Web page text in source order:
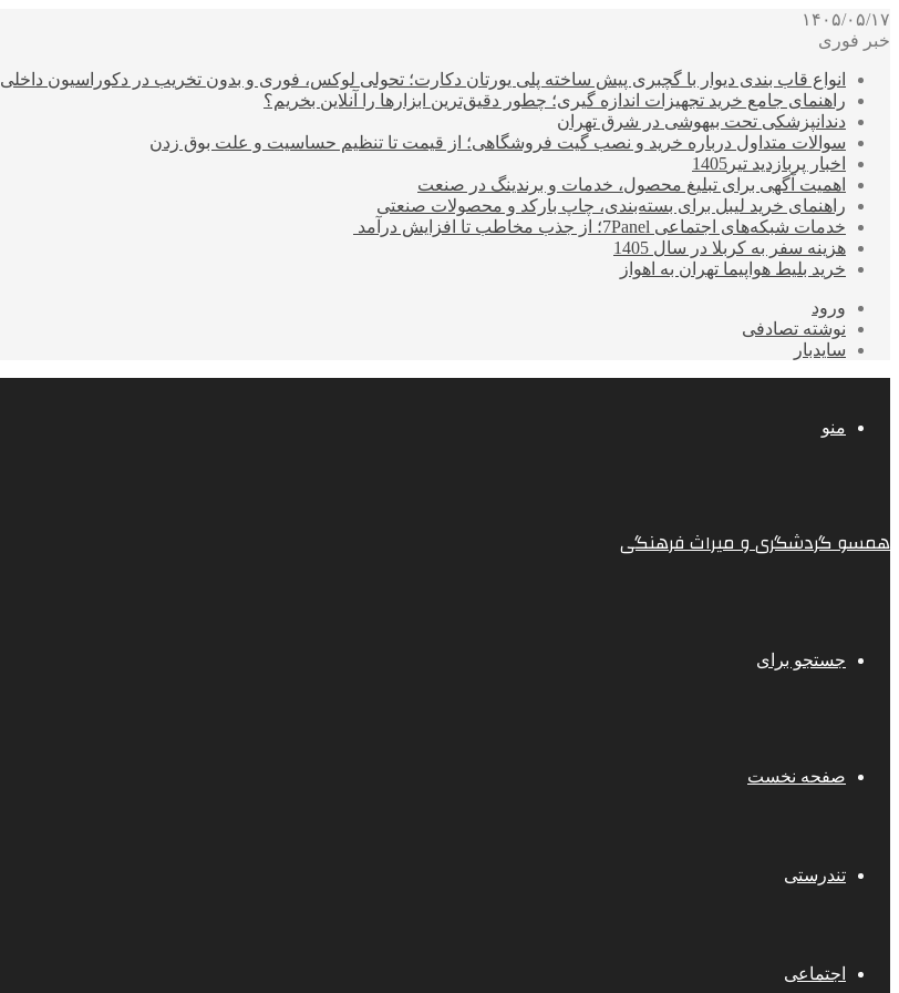
۱۴۰۵/۰۵/۱۷
خبر فوری
انواع قاب بندی دیوار با گچبری پیش ساخته پلی یورتان دکارت؛ تحولی لوکس، فوری و بدون تخریب در دکوراسیون داخلی
راهنمای جامع خرید تجهیزات اندازه گیری؛ چطور دقیق‌ترین ابزارها را آنلاین بخریم؟
دندانپزشکی تحت بیهوشی در شرق تهران
سوالات متداول درباره خرید و نصب گیت فروشگاهی؛ از قیمت تا تنظیم حساسیت و علت بوق زدن
اخبار پربازدید تیر1405
اهمیت آگهی برای تبلیغ محصول، خدمات و برندینگ در صنعت
راهنمای خرید لیبل برای بسته‌بندی، چاپ بارکد و محصولات صنعتی
خدمات شبکه‌های اجتماعی 7Panel؛ از جذب مخاطب تا افزایش درآمد
هزینه سفر به کربلا در سال 1405
خرید بلیط هواپیما تهران به اهواز
ورود
نوشته تصادفی
سایدبار
منو
همسو گردشگری و میراث فرهنگی
جستجو برای
صفحه نخست
تندرستی
اجتماعی